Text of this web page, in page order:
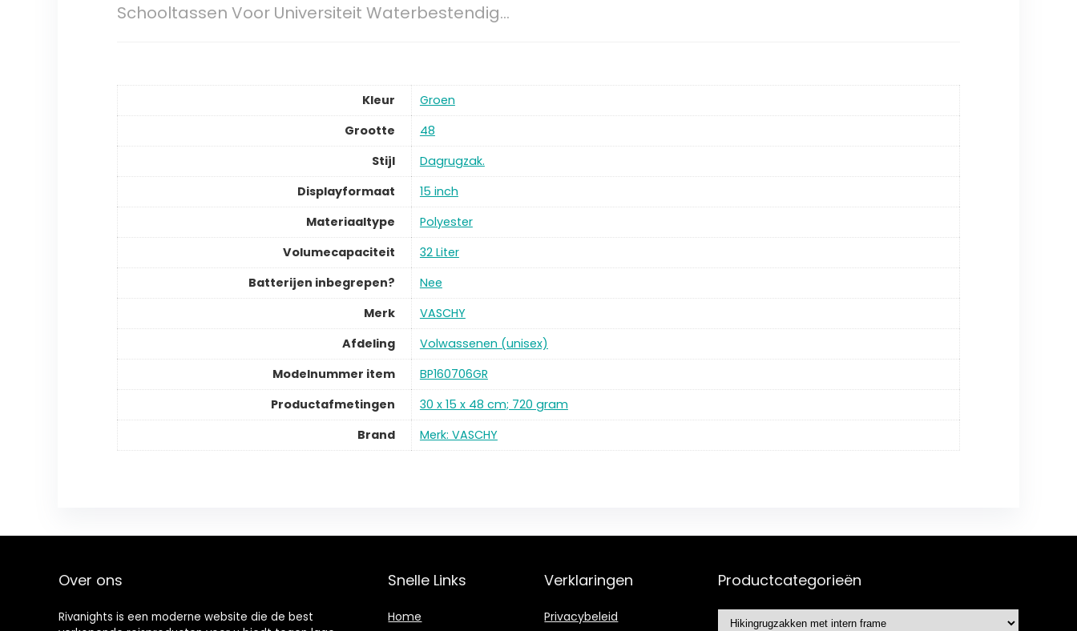
Schooltassen Voor Universiteit Waterbestendig…
Kleur
Groen
Grootte
48
Stijl
Dagrugzak.
Displayformaat
15 inch
Materiaaltype
Polyester
Volumecapaciteit
32 Liter
Batterijen inbegrepen?
Nee
Merk
VASCHY
Afdeling
Volwassenen (unisex)
Modelnummer item
BP160706GR
Productafmetingen
30 x 15 x 48 cm; 720 gram
Brand
Merk: VASCHY
Over ons
Rivanights is een moderne website die de best
Snelle Links
Home
Verklaringen
Privacybeleid
Productcategorieën